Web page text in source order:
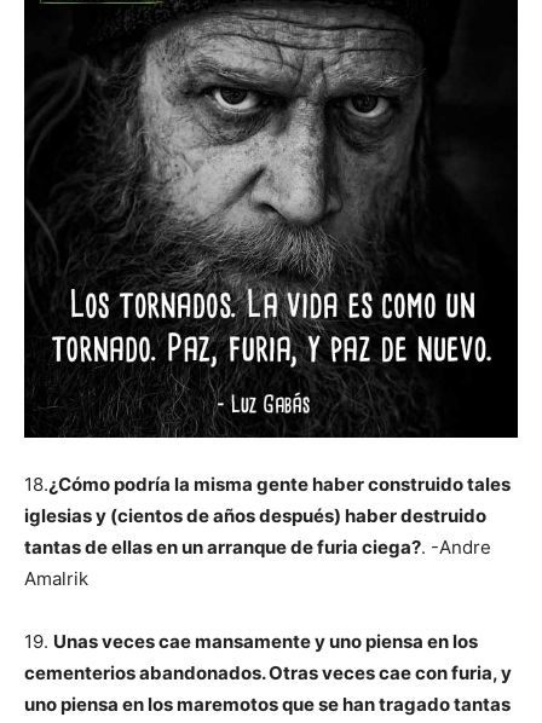
18.¿Cómo podría la misma gente haber construido tales
iglesias y (cientos de años después) haber destruido
tantas de ellas en un arranque de furia ciega?. -Andre
Amalrik
19. Unas veces cae mansamente y uno piensa en los
cementerios abandonados. Otras veces cae con furia, y
uno piensa en los maremotos que se han tragado tantas